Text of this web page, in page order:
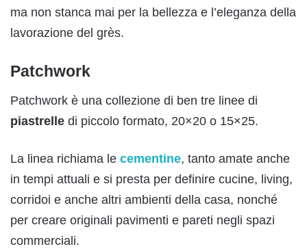
ma non stanca mai per la bellezza e l’eleganza della
lavorazione del grès.
Patchwork
Patchwork è una collezione di ben tre linee di
piastrelle di piccolo formato, 20×20 o 15×25.
La linea richiama le cementine, tanto amate anche
in tempi attuali e si presta per definire cucine, living,
corridoi e anche altri ambienti della casa, nonché
per creare originali pavimenti e pareti negli spazi
commerciali.